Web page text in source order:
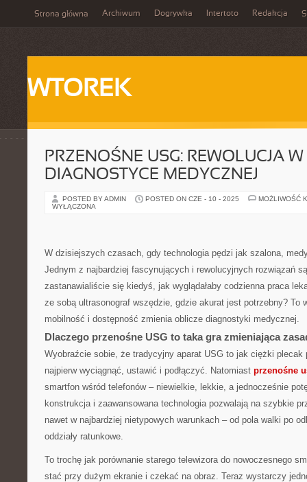
Strona główna Archiwum Dogrywka Intertoto Redakcja
WTOREK
PRZENOŚNE USG: REWOLUCJA W
DIAGNOSTYCE MEDYCZNEJ
POSTED BY ADMIN POSTED ON CZE - 10 - 2025
MOŻLIWOŚĆ
WYŁĄCZONA
W dzisiejszych czasach, gdy technologia pędzi jak szalona,
Jednym z najbardziej fascynujących i rewolucyjnych rozwiązań
zastanawialiście się kiedyś, jak wyglądałaby codzienna praca
ze sobą ultrasonograf wszędzie, gdzie akurat jest potrzebny? To
mobilność i dostępność zmienia oblicze diagnostyki medycznej.
Dlaczego przenośne USG to taka gra zmieniająca
Wyobraźcie sobie, że tradycyjny aparat USG to jak ciężki plecak
najpierw wyciągnąć, ustawić i podłączyć. Natomiast przenośne
smartfon wśród telefonów – niewielkie, lekkie, a jednocześnie
konstrukcja i zaawansowana technologia pozwalają na szybkie
nawet w najbardziej nietypowych warunkach – od pola walki po
oddziały ratunkowe.
To trochę jak porównanie starego telewizora do nowoczesnego
stać przy dużym ekranie i czekać na obraz. Teraz wystarczy